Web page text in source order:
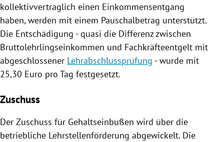
kollektivvertraglich einen Einkommensentgang
haben, werden mit einem Pauschalbetrag unterstützt.
Die Entschädigung - quasi die Differenz zwischen
Bruttolehrlingseinkommen und Fachkräfteentgelt mit
abgeschlossener Lehrabschlussprüfung - wurde mit
25,30 Euro pro Tag festgesetzt.
Zuschuss
Der Zuschuss für Gehaltseinbußen wird über die
betriebliche Lehrstellenförderung abgewickelt. Die